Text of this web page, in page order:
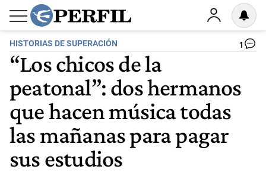
HISTORIAS DE SUPERACIÓN 1
“Los chicos de la
peatonal”: dos hermanos
que hacen música todas
las mañanas para pagar
sus estudios